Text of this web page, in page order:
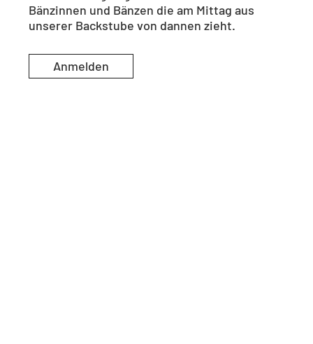
Bänzinnen und Bänzen die am Mittag aus
unserer Backstube von dannen zieht.
Anmelden